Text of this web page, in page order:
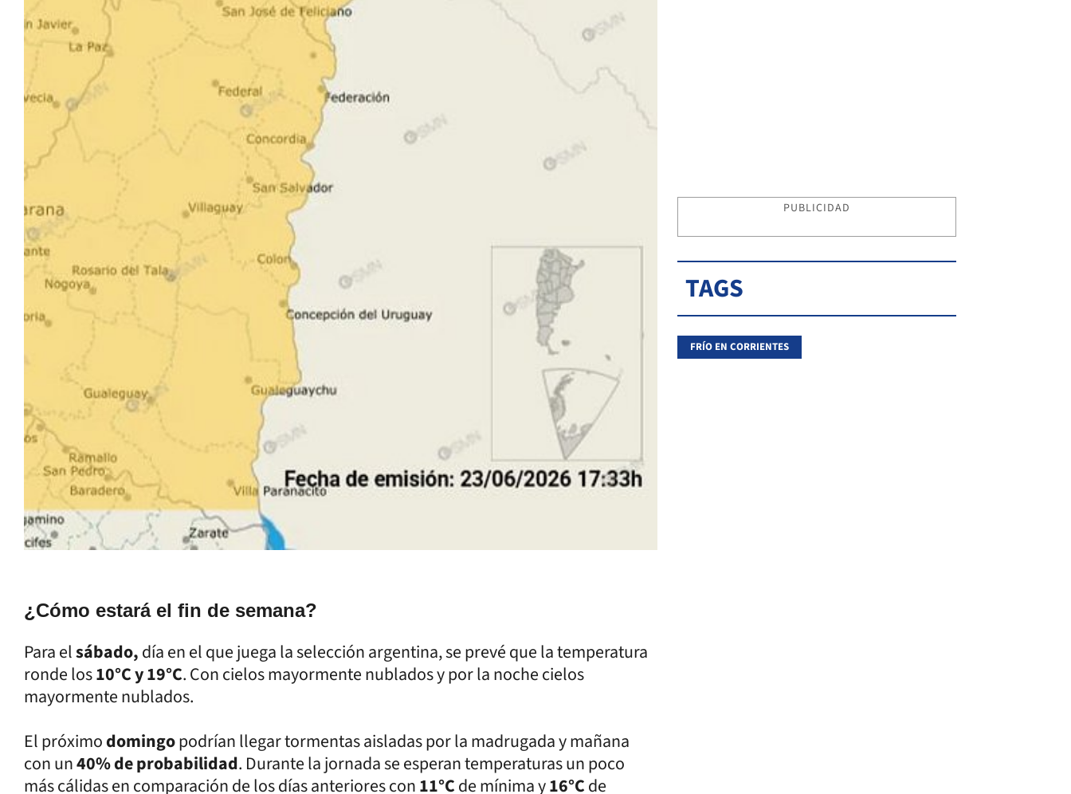
¿Cómo estará el fin de semana?
Para elsábado,día en el que juega la selección argentina, se prevé que la temperatura
ronde los10°C y 19°C. Con cielos mayormente nublados y por la noche cielos
mayormente nublados.
El próximodomingopodrían llegar tormentas aisladas por la madrugada y mañana
con un40% de probabilidad. Durante la jornada se esperan temperaturas un poco
más cálidas en comparación de los días anteriores con11°Cde mínima y16°Cde
PUBLICIDAD
TAGS
FRÍO EN CORRIENTES